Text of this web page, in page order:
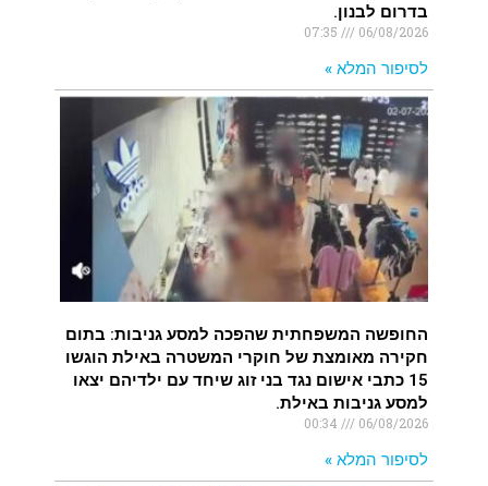
בדרום לבנון.
06/08/2026
לסיפור המלא »
החופשה המשפחתית שהפכה למסע גניבות: בתום
חקירה מאומצת של חוקרי המשטרה באילת הוגשו
15 כתבי אישום נגד בני זוג שיחד עם ילדיהם יצאו
למסע גניבות באילת.
06/08/2026
לסיפור המלא »